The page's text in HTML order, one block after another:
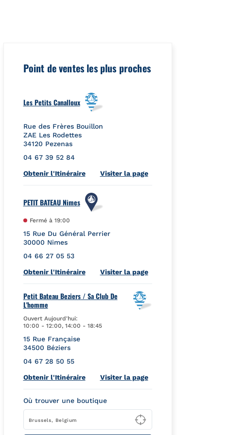
Point de ventes les plus proches
Les Petits Canalloux
Rue des Frères Bouillon
ZAE Les Rodettes
34120 Pezenas
04 67 39 52 84
Obtenir l'ItinéraireLink Opens in New Tab
Visiter la page
PETIT BATEAU Nimes
Fermé à 19:00
15 Rue Du Général Perrier
30000 Nimes
04 66 27 05 53
Obtenir l'ItinéraireLink Opens in New Tab
Visiter la page
Petit Bateau Beziers / Sa Club De
L'homme
Ouvert Aujourd'hui:
10:00 - 12:00, 14:00 - 18:45
15 Rue Française
34500 Béziers
04 67 28 50 55
Obtenir l'ItinéraireLink Opens in New Tab
Visiter la page
Où trouver une boutique
Type to begin